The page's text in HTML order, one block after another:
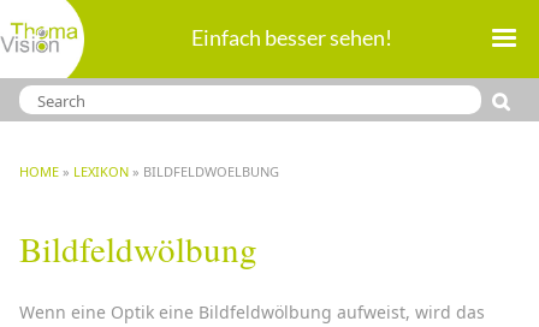
Direkt
zum
Inhalt
Einfach besser sehen!
BREADCRUMB
HOME LEXIKON BILDFELDWOELBUNG
Bildfeldwölbung
Wenn eine Optik eine Bildfeldwölbung aufweist, wird das